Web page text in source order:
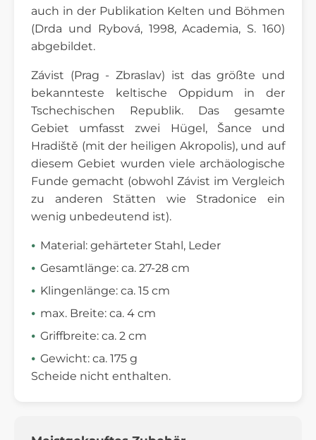
auch in der Publikation Kelten und Böhmen
(Drda und Rybová, 1998, Academia, S. 160)
abgebildet.
Závist (Prag - Zbraslav) ist das größte und
bekannteste keltische Oppidum in der
Tschechischen Republik. Das gesamte
Gebiet umfasst zwei Hügel, Šance und
Hradiště (mit der heiligen Akropolis), und auf
diesem Gebiet wurden viele archäologische
Funde gemacht (obwohl Závist im Vergleich
zu anderen Stätten wie Stradonice ein
wenig unbedeutend ist).
Material: gehärteter Stahl, Leder
Gesamtlänge: ca. 27-28 cm
Klingenlänge: ca. 15 cm
max. Breite: ca. 4 cm
Griffbreite: ca. 2 cm
Gewicht: ca. 175 g
Scheide nicht enthalten.